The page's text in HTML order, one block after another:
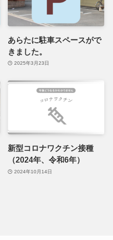
あらたに駐車スペースがで
きました。
2025年3月23日
新型コロナワクチン接種
（2024年、令和6年）
2024年10月14日